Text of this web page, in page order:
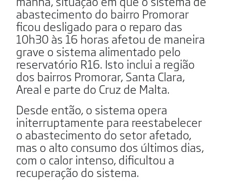
abastecimento do bairro Promorar
ficou desligado para o reparo das
10h30 às 16 horas afetou de maneira
grave o sistema alimentado pelo
reservatório R16. Isto inclui a região
dos bairros Promorar, Santa Clara,
Areal e parte do Cruz de Malta.
Desde então, o sistema opera
initerruptamente para reestabelecer
o abastecimento do setor afetado,
mas o alto consumo dos últimos dias,
com o calor intenso, dificultou a
recuperação do sistema.